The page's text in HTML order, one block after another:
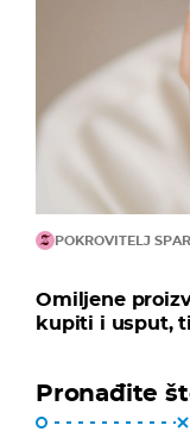
POKROVITELJ
Omiljene
kupiti i usput,
Pronađite